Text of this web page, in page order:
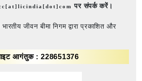
पर संपर्क करें।
जीवन बीमा निगम द्वारा प्रकाशित और
आगंतुक : 228651376